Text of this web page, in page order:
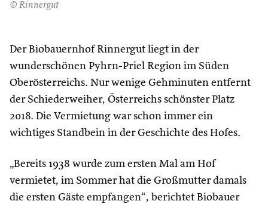
© Rinnergut
Der Biobauernhof Rinnergut liegt in der
wunderschönen Pyhrn-Priel Region im Süden
Oberösterreichs. Nur wenige Gehminuten entfernt
der Schiederweiher, Österreichs schönster Platz
2018. Die Vermietung war schon immer ein
wichtiges Standbein in der Geschichte des Hofes.
„Bereits 1938 wurde zum ersten Mal am Hof
vermietet, im Sommer hat die Großmutter damals
die ersten Gäste empfangen“, berichtet Biobauer